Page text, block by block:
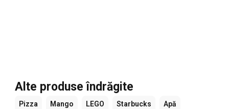
Alte produse îndrăgite
Pizza Mango LEGO Starbucks Apă